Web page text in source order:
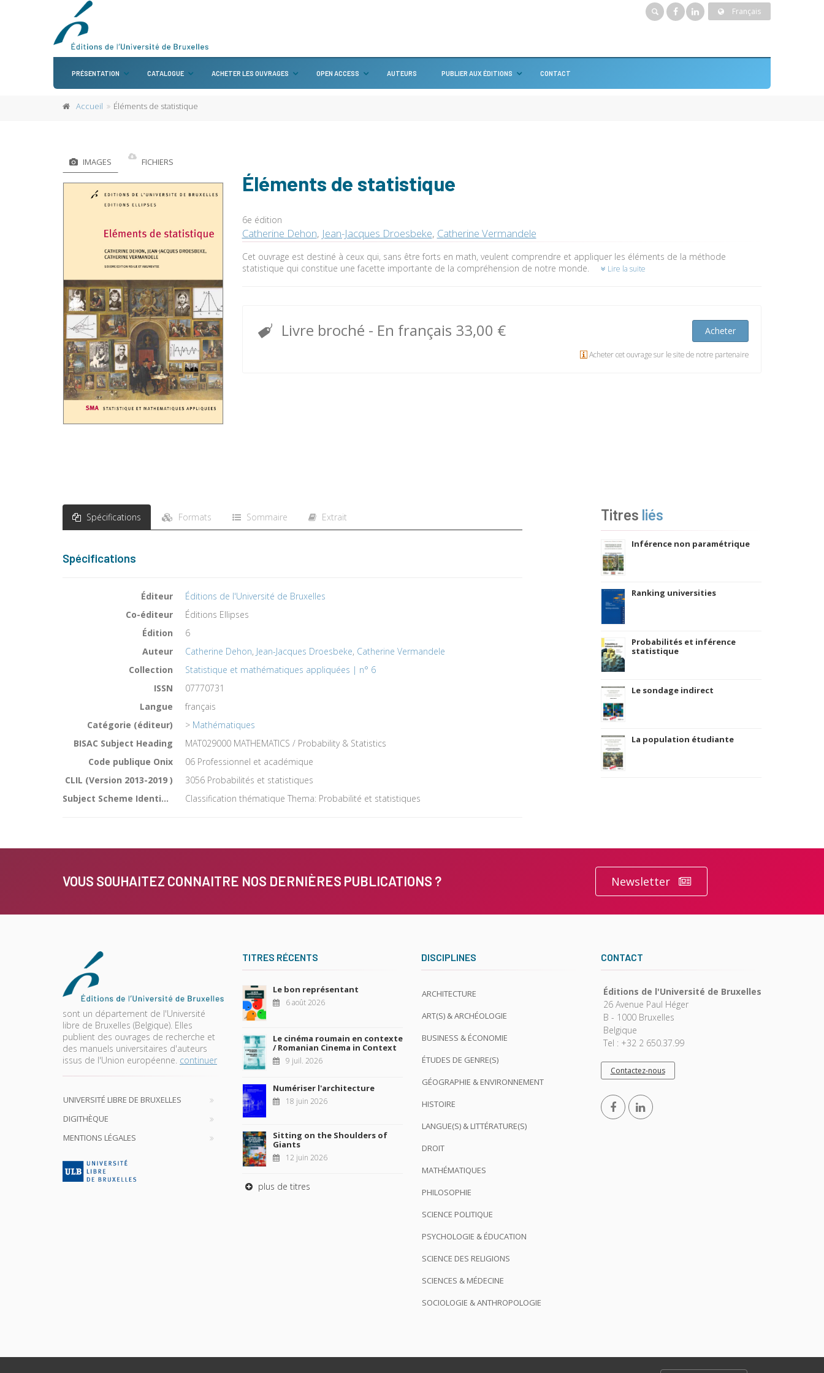
Français
PRÉSENTATION CATALOGUE ACHETER LES OUVRAGES OPEN ACCESS AUTEURS PUBLIER AUX ÉDITIONS CONTACT
Accueil Éléments de statistique
IMAGES FICHIERS
Éléments de statistique
6e édition
Catherine Dehon, Jean-Jacques Droesbeke, Catherine Vermandele
Cet ouvrage est destiné à ceux qui, sans être forts en math, veulent comprendre et appliquer les éléments de la méthode
statistique qui constitue une facette importante de la compréhension de notre monde.
Lire la suite
Livre broché - En français 33,00 € Acheter
Acheter cet ouvrage sur le site de notre partenaire
Spécifications Formats Sommaire Extrait
Spécifications
Éditeur
Éditions de l'Université de Bruxelles
Co-éditeur
Éditions Ellipses
Édition
6
Auteur
Catherine Dehon, Jean-Jacques Droesbeke, Catherine Vermandele
Collection
Statistique et mathématiques appliquées | n° 6
ISSN
07770731
Langue
français
Catégorie (éditeur)
> Mathématiques
BISAC Subject Heading
MAT029000 MATHEMATICS / Probability & Statistics
Code publique Onix
06 Professionnel et académique
CLIL (Version 2013-2019 )
3056 Probabilités et statistiques
Subject Scheme Identifier Code
Classification thématique Thema: Probabilité et statistiques
Titres liés
Inférence non paramétrique
Ranking universities
Probabilités et inférence
statistique
Le sondage indirect
La population étudiante
VOUS SOUHAITEZ CONNAITRE NOS DERNIÈRES PUBLICATIONS ? Newsletter
sont un département de l'Université
libre de Bruxelles (Belgique). Elles
publient des ouvrages de recherche et
des manuels universitaires d'auteurs
issus de l'Union européenne. continuer
UNIVERSITÉ LIBRE DE BRUXELLES
DIGITHÈQUE
MENTIONS LÉGALES
TITRES RÉCENTS
Le bon représentant
6 août 2026
Le cinéma roumain en contexte
/ Romanian Cinema in Context
9 juil. 2026
Numériser l'architecture
18 juin 2026
Sitting on the Shoulders of
Giants
12 juin 2026
plus de titres
DISCIPLINES
ARCHITECTURE
ART(S) & ARCHÉOLOGIE
BUSINESS & ÉCONOMIE
ÉTUDES DE GENRE(S)
GÉOGRAPHIE & ENVIRONNEMENT
HISTOIRE
LANGUE(S) & LITTÉRATURE(S)
DROIT
MATHÉMATIQUES
PHILOSOPHIE
SCIENCE POLITIQUE
PSYCHOLOGIE & ÉDUCATION
SCIENCE DES RELIGIONS
SCIENCES & MÉDECINE
SOCIOLOGIE & ANTHROPOLOGIE
CONTACT
Éditions de l'Université de Bruxelles
26 Avenue Paul Héger
B - 1000 Bruxelles
Belgique
Tel : +32 2 650.37.99
Contactez-nous